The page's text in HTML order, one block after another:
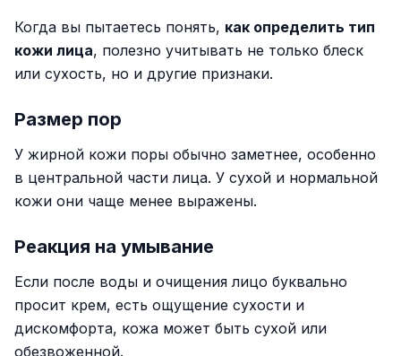
Когда вы пытаетесь понять, как определить тип
кожи лица, полезно учитывать не только блеск
или сухость, но и другие признаки.
Размер пор
У жирной кожи поры обычно заметнее, особенно
в центральной части лица. У сухой и нормальной
кожи они чаще менее выражены.
Реакция на умывание
Если после воды и очищения лицо буквально
просит крем, есть ощущение сухости и
дискомфорта, кожа может быть сухой или
обезвоженной.